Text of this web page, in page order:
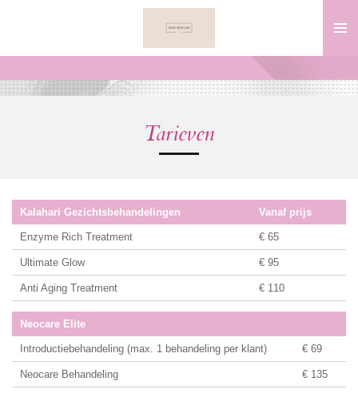
hoofdinhoud
Tarieven
Kalahari Gezichtsbehandelingen Vanaf prijs
Enzyme Rich Treatment € 65
Ultimate Glow € 95
Anti Aging Treatment € 110
Neocare Elite
Introductiebehandeling (max. 1 behandeling per klant) € 69
Neocare Behandeling € 135